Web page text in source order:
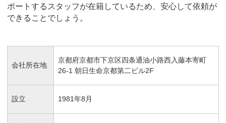
ポートするスタッフが在籍しているため、安心して依頼が
できることでしょう。
会社所在地
京都府京都市下京区四条通油小路西入藤本寄町
26-1 朝日生命京都第二ビル2F
設立 1981年8月